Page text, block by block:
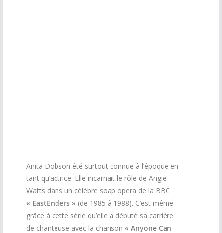
Anita Dobson été surtout connue à l’époque en
tant qu’actrice. Elle incarnait le rôle de Angie
Watts dans un célèbre soap opera de la BBC
« EastEnders » (de 1985 à 1988). C’est même
grâce à cette série qu’elle a débuté sa carrière
de chanteuse avec la chanson « Anyone Can